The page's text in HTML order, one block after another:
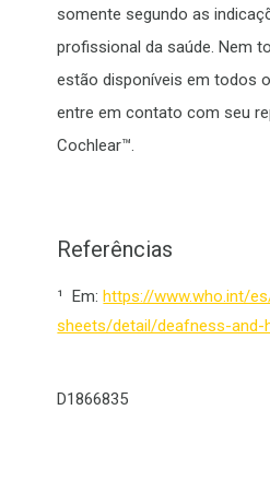
somente segundo as
profissional da saúde. Nem
estão disponíveis em todos
entre em contato com seu
Cochlear™.
Referências
¹ Em:https://www.who.int/
sheets/detail/deafness-and-
D1866835